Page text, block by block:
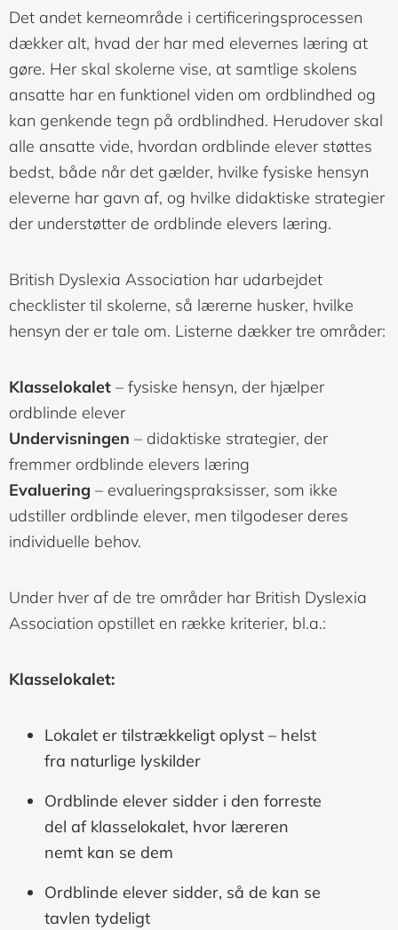
Det andet kerneområde i certificeringsprocessen
dækker alt, hvad der har med elevernes læring at
gøre. Her skal skolerne vise, at samtlige skolens
ansatte har en funktionel viden om ordblindhed og
kan genkende tegn på ordblindhed. Herudover skal
alle ansatte vide, hvordan ordblinde elever støttes
bedst, både når det gælder, hvilke fysiske hensyn
eleverne har gavn af, og hvilke didaktiske strategier
der understøtter de ordblinde elevers læring.
British Dyslexia Association har udarbejdet
checklister til skolerne, så lærerne husker, hvilke
hensyn der er tale om. Listerne dækker tre områder:
Klasselokalet – fysiske hensyn, der hjælper
ordblinde elever
Undervisningen – didaktiske strategier, der
fremmer ordblinde elevers læring
Evaluering – evalueringspraksisser, som ikke
udstiller ordblinde elever, men tilgodeser deres
individuelle behov.
Under hver af de tre områder har British Dyslexia
Association opstillet en række kriterier, bl.a.:
Klasselokalet:
Lokalet er tilstrækkeligt oplyst – helst
fra naturlige lyskilder
Ordblinde elever sidder i den forreste
del af klasselokalet, hvor læreren
nemt kan se dem
Ordblinde elever sidder, så de kan se
tavlen tydeligt